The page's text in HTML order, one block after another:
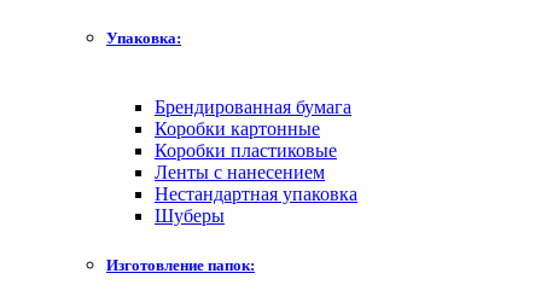
Упаковка:
Брендированная бумага
Коробки картонные
Коробки пластиковые
Ленты с нанесением
Нестандартная упаковка
Шуберы
Изготовление папок: